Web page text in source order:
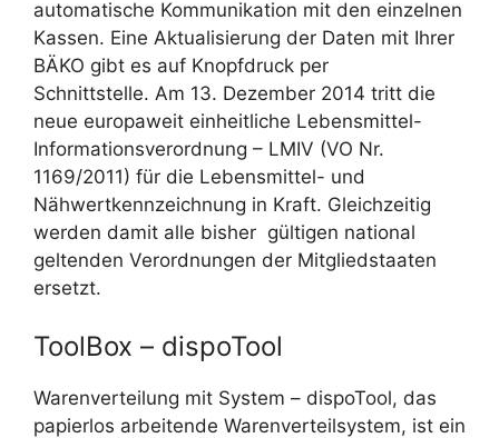
automatische Kommunikation mit den einzelnen
Kassen. Eine Aktualisierung der Daten mit Ihrer
BÄKO gibt es auf Knopfdruck per
Schnittstelle. Am 13. Dezember 2014 tritt die
neue europaweit einheitliche Lebensmittel-
Informationsverordnung – LMIV (VO Nr.
1169/2011) für die Lebensmittel- und
Nähwertkennzeichnung in Kraft. Gleichzeitig
werden damit alle bisher gültigen national
geltenden Verordnungen der Mitgliedstaaten
ersetzt.
ToolBox – dispoTool
Warenverteilung mit System – dispoTool, das
papierlos arbeitende Warenverteilsystem, ist ein